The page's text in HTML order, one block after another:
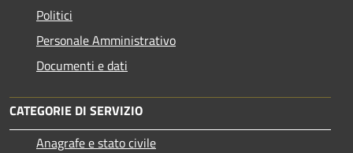
Politici
Personale Amministrativo
Documenti e dati
CATEGORIE DI SERVIZIO
Anagrafe e stato civile